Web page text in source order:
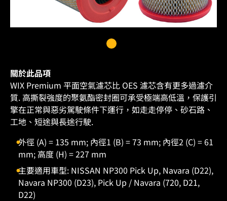
關於此品項
WIX Premium 平面空氣濾芯比 OES 濾芯含有更多過濾介
質. 高撕裂強度的聚氨酯密封圈可承受極端高低溫，保護引
擎在正常與惡劣駕駛條件下運行，如走走停停、砂石路、
工地、短途與長途行駛.
外徑 (A) = 135 mm; 內徑1 (B) = 73 mm; 內徑2 (C) = 61
mm; 高度 (H) = 227 mm
主要適用車型: NISSAN NP300 Pick Up, Navara (D22),
Navara NP300 (D23), Pick Up / Navara (720, D21,
D22)